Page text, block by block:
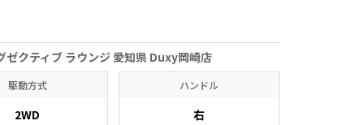
クティブ ラウンジ 愛知県 Duxy岡崎店
駆動方式
2WD
ハンドル
右